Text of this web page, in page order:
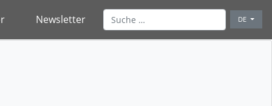
Newsletter DE